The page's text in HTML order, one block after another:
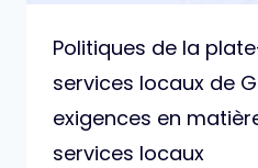
Politiques de la
services locaux de
exigences en
services locaux